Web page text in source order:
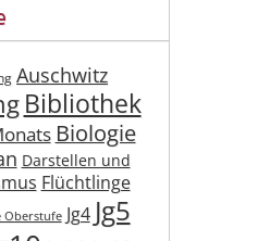
Auschwitz
Bibliothek
Biologie
Darstellen und
Flüchtlinge
Oberstufe Jg4 Jg5